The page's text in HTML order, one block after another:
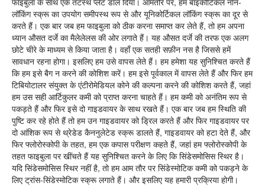
लॉकिंग स्क्रू का उपयोग समीपस्थ रूप से और यूनिकोर्टिकल लॉकिंग स्क्रू का दूर से
करते हैं। एक बार जब हम फाइबुला को ठीक करना समाप्त कर लेते हैं, तो हम अपना
ध्यान औसत दर्जे का मैलेलेलस की ओर लगाते हैं। यह औसत दर्जे की तरफ एक अलग
छोटे चीरे के माध्यम से किया जाता है। वहाँ एक सतही सफ़ीन नस है जिससे हमें
सावधान रहना होगा। इसलिए हम उसे वापस लेते हैं। हम हमेशा यह सुनिश्चित करते हैं
कि हम इसे बैग न करने की कोशिश करें। हम इसे पूर्वकाल में वापस लेते हैं और फिर हम
टिबियोटालर संयुक्त के एंटीरोमेडियल कोने की कल्पना करने की कोशिश करते हैं, जहां
हम उस सही आर्टिकुलर कमी को प्राप्त करना चाहते हैं। हम कमी को अनंतिम रूप से
पकड़ते हैं और फिर इसे दो गाइडवायर के साथ रखते हैं। एक बार जब हम स्थिति की
पुष्टि कर रहे होते हैं तो हम उन गाइडवायर को ड्रिल करते हैं और फिर गाइडवायर पर
दो आंशिक रूप से थ्रेडेड कैननुलेटेड स्क्रू डालते हैं, गाइडवायर को हटा देते हैं, और
फिर फ्लोरोस्कोपी के तहत, हम एक कपास परीक्षण कहते हैं, जहां हम फ्लोरोस्कोपी के
तहत फाइबुला पर खींचते हैं यह सुनिश्चित करने के लिए कि सिंडेसमोसिस स्थिर है।
यदि सिंडेसमोसिस स्थिर नहीं है, तो हम आम तौर पर सिंडेस्मोटिक कमी को पकड़ने के
लिए ट्रांस-सिंडेस्मोटिक स्क्रू लगाते हैं। और इसलिए यह हमारी प्रक्रिया होगी।